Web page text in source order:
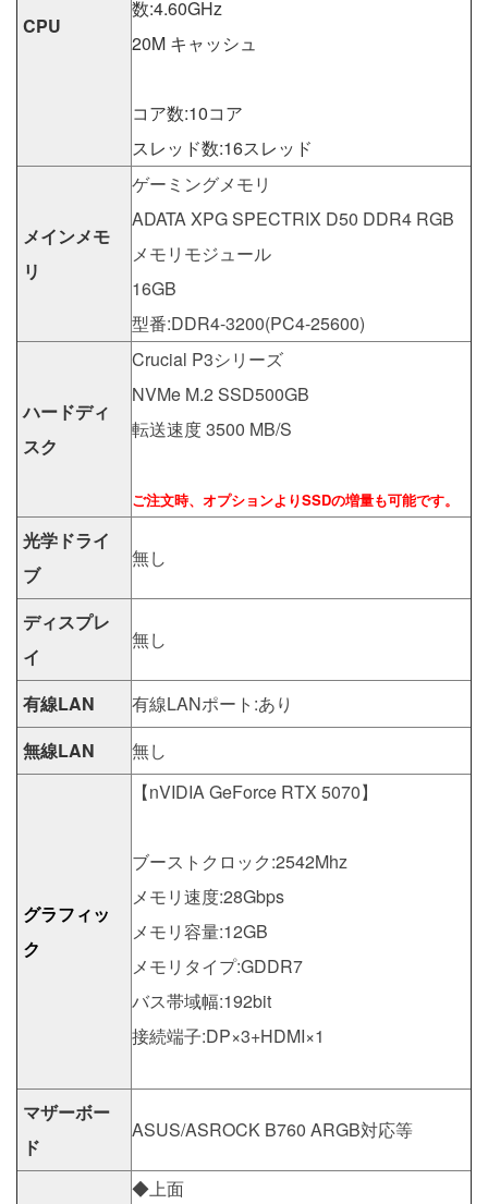
CPU
数:4.60GHz
20M キャッシュ
コア数:10コア
スレッド数:16スレッド
メインメモ
リ
ゲーミングメモリ
ADATA XPG SPECTRIX D50 DDR4 RGB
メモリモジュール
16GB
型番:DDR4-3200(PC4-25600)
ハードディ
スク
Crucial P3シリーズ
NVMe M.2 SSD500GB
転送速度 3500 MB/S
ご注文時、オプションよりSSDの増量も可能です。
光学ドライ
ブ
無し
ディスプレ
イ
無し
有線LAN
有線LANポート:あり
無線LAN
無し
グラフィッ
ク
【nVIDIA GeForce RTX 5070】
ブーストクロック:2542Mhz
メモリ速度:28Gbps
メモリ容量:12GB
メモリタイプ:GDDR7
バス帯域幅:192bit
接続端子:DP×3+HDMI×1
マザーボー
ド
ASUS/ASROCK B760 ARGB対応等
◆上面